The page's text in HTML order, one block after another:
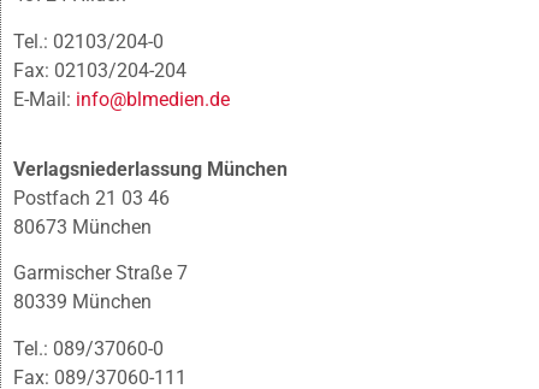
Tel.: 02103/204-0
Fax: 02103/204-204
E-Mail: info@blmedien.de
Verlagsniederlassung München
Postfach 21 03 46
80673 München
Garmischer Straße 7
80339 München
Tel.: 089/37060-0
Fax: 089/37060-111